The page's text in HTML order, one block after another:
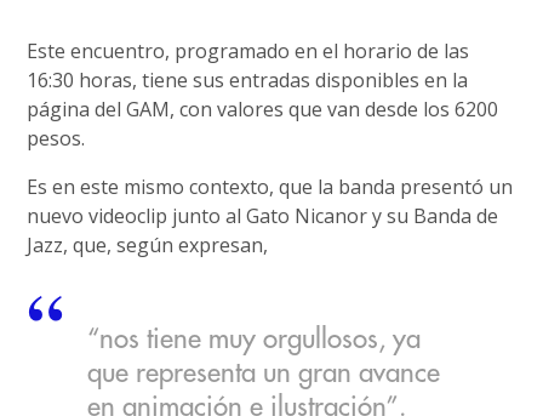
Este encuentro, programado en el horario de las
16:30 horas, tiene sus entradas disponibles en la
página del GAM, con valores que van desde los 6200
pesos.
Es en este mismo contexto, que la banda presentó un
nuevo videoclip junto al Gato Nicanor y su Banda de
Jazz, que, según expresan,
“nos tiene muy orgullosos, ya
que representa un gran avance
en animación e ilustración”.